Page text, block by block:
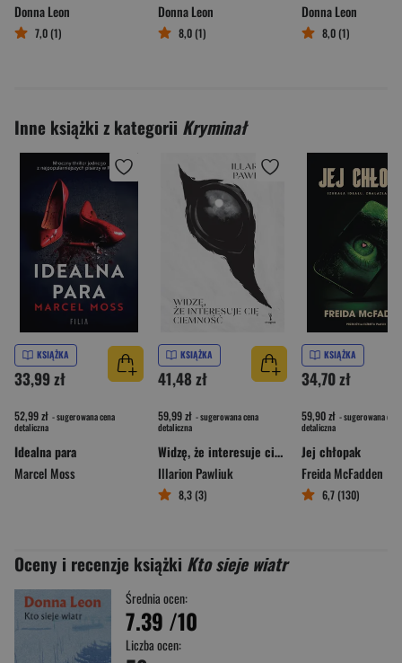
Donna Leon
7,0 (1)
Donna Leon
8,0 (1)
Donna Leon
8,0 (1)
Inne książki z kategorii Kryminał
KSIĄŻKA
33,99 zł
52,99 zł - sugerowana cena
detaliczna
Idealna para
Marcel Moss
KSIĄŻKA
41,48 zł
59,99 zł - sugerowana cena
detaliczna
Widzę, że interesuje cię ciemność
Illarion Pawliuk
8,3 (3)
KSIĄŻKA
34,70 zł
59,90 zł - sugerowana cena
detaliczna
Jej chłopak
Freida McFadden
6,7 (130)
Oceny i recenzje książki Kto sieje wiatr
Średnia ocen:
7.39 /10
Liczba ocen: